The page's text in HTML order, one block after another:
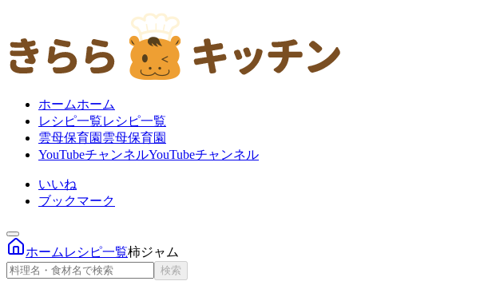
ホームホーム
レシピ一覧レシピ一覧
雲母保育園 雲母保育園
YouTubeチャンネルYouTubeチャンネル
いいね
ブックマーク
ホーム レシピ一覧柿ジャム
検索